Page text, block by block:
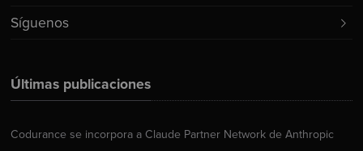
Últimas publicaciones
Codurance se incorpora a Claude Partner Network de Anthropic
Síguenos